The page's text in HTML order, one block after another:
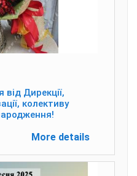
від Дирекції,
колективу
More details